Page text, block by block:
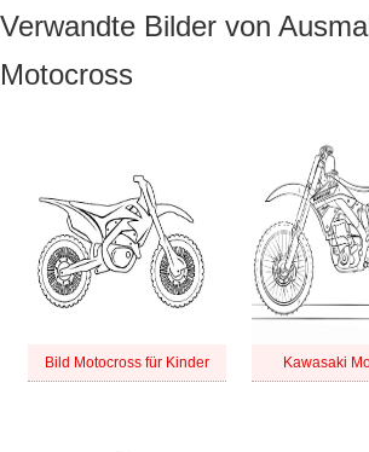
Verwandte Bilder von
Motocross
Bild Motocross für Kinder Kawasaki